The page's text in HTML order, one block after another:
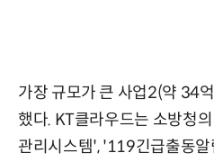
가장 규모가 큰 사업2(약 34
했다. KT클라우드는 소방청
관리시스템', '119긴급출동